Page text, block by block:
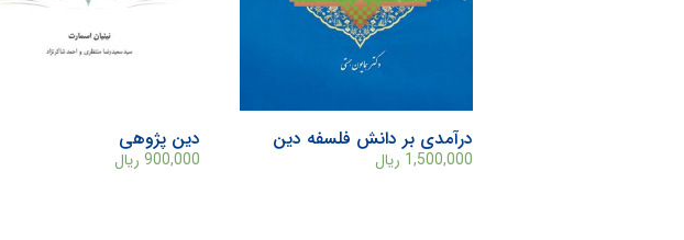
درآمدی بر دانش فلسفه دین
1,500,000 ریال
دین پژوهی
900,000 ریال